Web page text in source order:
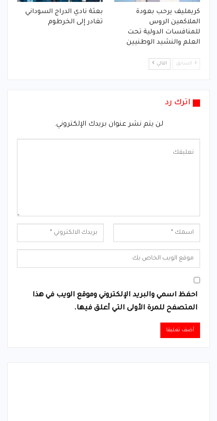
كريمليف يرحب بعودة
الملاكمين الروس
للمنافسات الدولية تحت
العلم والنشيد الوطنيين
بعثة نادي الدراج السوداني
تغادر إلى الخرطوم
السابق التالي
اترك رد
لن يتم نشر عنوان بريدك الإلكتروني.
احفظ اسمي والبريد الإلكتروني وموقع الويب في هذا
المتصفح للمرة الأولى التي أعلق فيها.